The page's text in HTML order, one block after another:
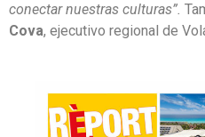
conectar nuestras culturas”.
Cova, ejecutivo regional de